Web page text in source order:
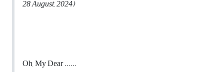
28 August, 2024)
Oh, My Dear ……